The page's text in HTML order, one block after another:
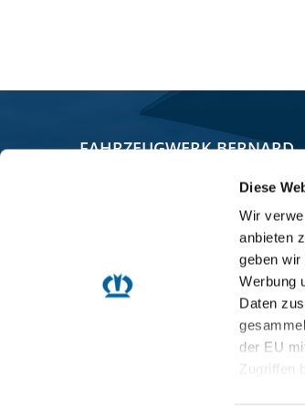
Diese
Wir
anbieten
geben
Werbung
Daten
der EU
Zugriffen
FAHRZEUGWERK BERNARD
Bernard-Krone-Straße 1
49757 Werlte, GERMANY
+49 5951 209-0
+49 5951 209 98-268
info.nfz@krone.de